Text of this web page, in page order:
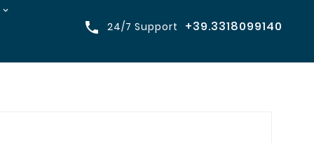
 24/7 Support +39.3318099140